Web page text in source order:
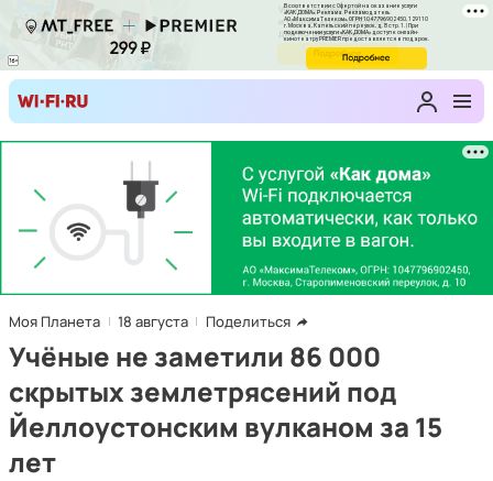
Моя Планета 18 августа Поделиться
Учёные не заметили 86 000
скрытых землетрясений под
Йеллоустонским вулканом за 15
лет